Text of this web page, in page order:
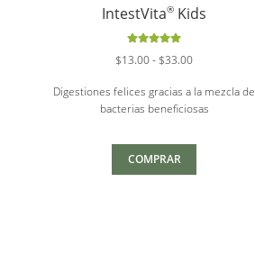
IntestVita® Kids
5.00
$13.00- $33.00Rango
precios:
desde
hasta
Digestiones felices gracias a la mezcla de
bacterias beneficiosas
COMPRAR